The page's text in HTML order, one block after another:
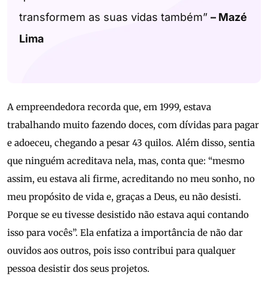
transformem as suas vidas também” – Mazé
Lima
A empreendedora recorda que, em 1999, estava
trabalhando muito fazendo doces, com dívidas para pagar
e adoeceu, chegando a pesar 43 quilos. Além disso, sentia
que ninguém acreditava nela, mas, conta que: “mesmo
assim, eu estava ali firme, acreditando no meu sonho, no
meu propósito de vida e, graças a Deus, eu não desisti.
Porque se eu tivesse desistido não estava aqui contando
isso para vocês”. Ela enfatiza a importância de não dar
ouvidos aos outros, pois isso contribui para qualquer
pessoa desistir dos seus projetos.